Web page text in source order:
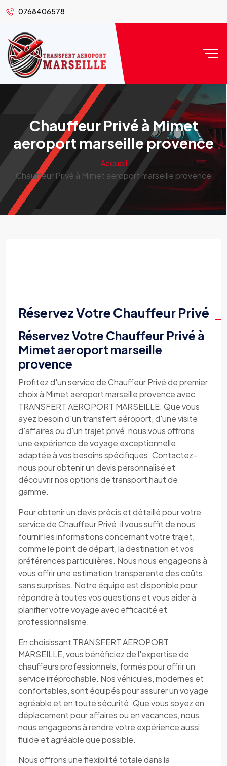
0768406578
Chauffeur Privé à Mimet
aeroport marseille provence
Accueil
Chauffeur Privé à Mimet aeroport marseille provence
Réservez Votre Chauffeur Privé
Réservez Votre Chauffeur Privé à
Mimet aeroport marseille
provence
Profitez d'un service de Chauffeur Privé de premier
choix à Mimet aeroport marseille provence avec
TRANSFERT AEROPORT MARSEILLE. Que vous
ayez besoin d'un transfert aéroport, d'une visite
d'affaires ou d'un trajet privé, nous vous offrons
une expérience de voyage exceptionnelle,
adaptée à vos besoins spécifiques. Contactez-
nous pour obtenir un devis personnalisé et
découvrir nos options de transport haut de
gamme.
Pour obtenir un devis précis et détaillé pour votre
service de Chauffeur Privé, il vous suffit de nous
fournir les informations concernant votre trajet,
comme le point de départ, la destination et vos
préférences particulières. Nous nous engageons à
vous offrir une estimation transparente des coûts,
sans surprises. Notre équipe est disponible pour
répondre à toutes vos questions et vous aider à
planifier votre voyage avec efficacité et
professionnalisme.
En choisissant TRANSFERT AEROPORT
MARSEILLE, vous bénéficiez de l'expertise de
chauffeurs professionnels, formés pour offrir un
service irréprochable. Nos véhicules, modernes et
confortables, sont équipés pour assurer un voyage
agréable et en toute sécurité. Que vous soyez en
déplacement pour affaires ou en vacances, nous
nous engageons à rendre votre expérience aussi
fluide et agréable que possible.
Nous offrons une flexibilité totale dans la